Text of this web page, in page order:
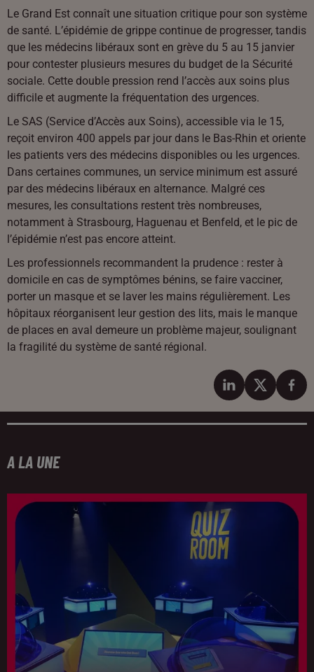
Le Grand Est connaît une situation critique pour son système
de santé. L’épidémie de grippe continue de progresser, tandis
que les médecins libéraux sont en grève du 5 au 15 janvier
pour contester plusieurs mesures du budget de la Sécurité
sociale. Cette double pression rend l’accès aux soins plus
difficile et augmente la fréquentation des urgences.
Le SAS (Service d’Accès aux Soins), accessible via le 15,
reçoit environ 400 appels par jour dans le Bas-Rhin et oriente
les patients vers des médecins disponibles ou les urgences.
Dans certaines communes, un service minimum est assuré
par des médecins libéraux en alternance. Malgré ces
mesures, les consultations restent très nombreuses,
notamment à Strasbourg, Haguenau et Benfeld, et le pic de
l’épidémie n’est pas encore atteint.
Les professionnels recommandent la prudence : rester à
domicile en cas de symptômes bénins, se faire vacciner,
porter un masque et se laver les mains régulièrement. Les
hôpitaux réorganisent leur gestion des lits, mais le manque
de places en aval demeure un problème majeur, soulignant
la fragilité du système de santé régional.
A LA UNE